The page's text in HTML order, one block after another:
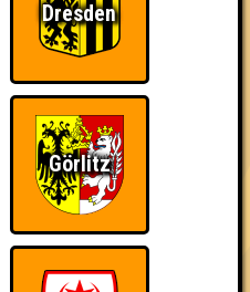
die in einem Stechen
- den haben sie sich
gibt es für diese auch
Dresden
Görlitz